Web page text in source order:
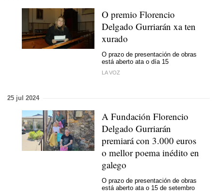
O premio Florencio
Delgado Gurriarán xa ten
xurado
O prazo de presentación de obras
está aberto ata o día 15
LA VOZ
25 jul 2024
A Fundación Florencio
Delgado Gurriarán
premiará con 3.000 euros
o mellor poema inédito en
galego
O prazo de presentación de obras
está aberto ata o 15 de setembro